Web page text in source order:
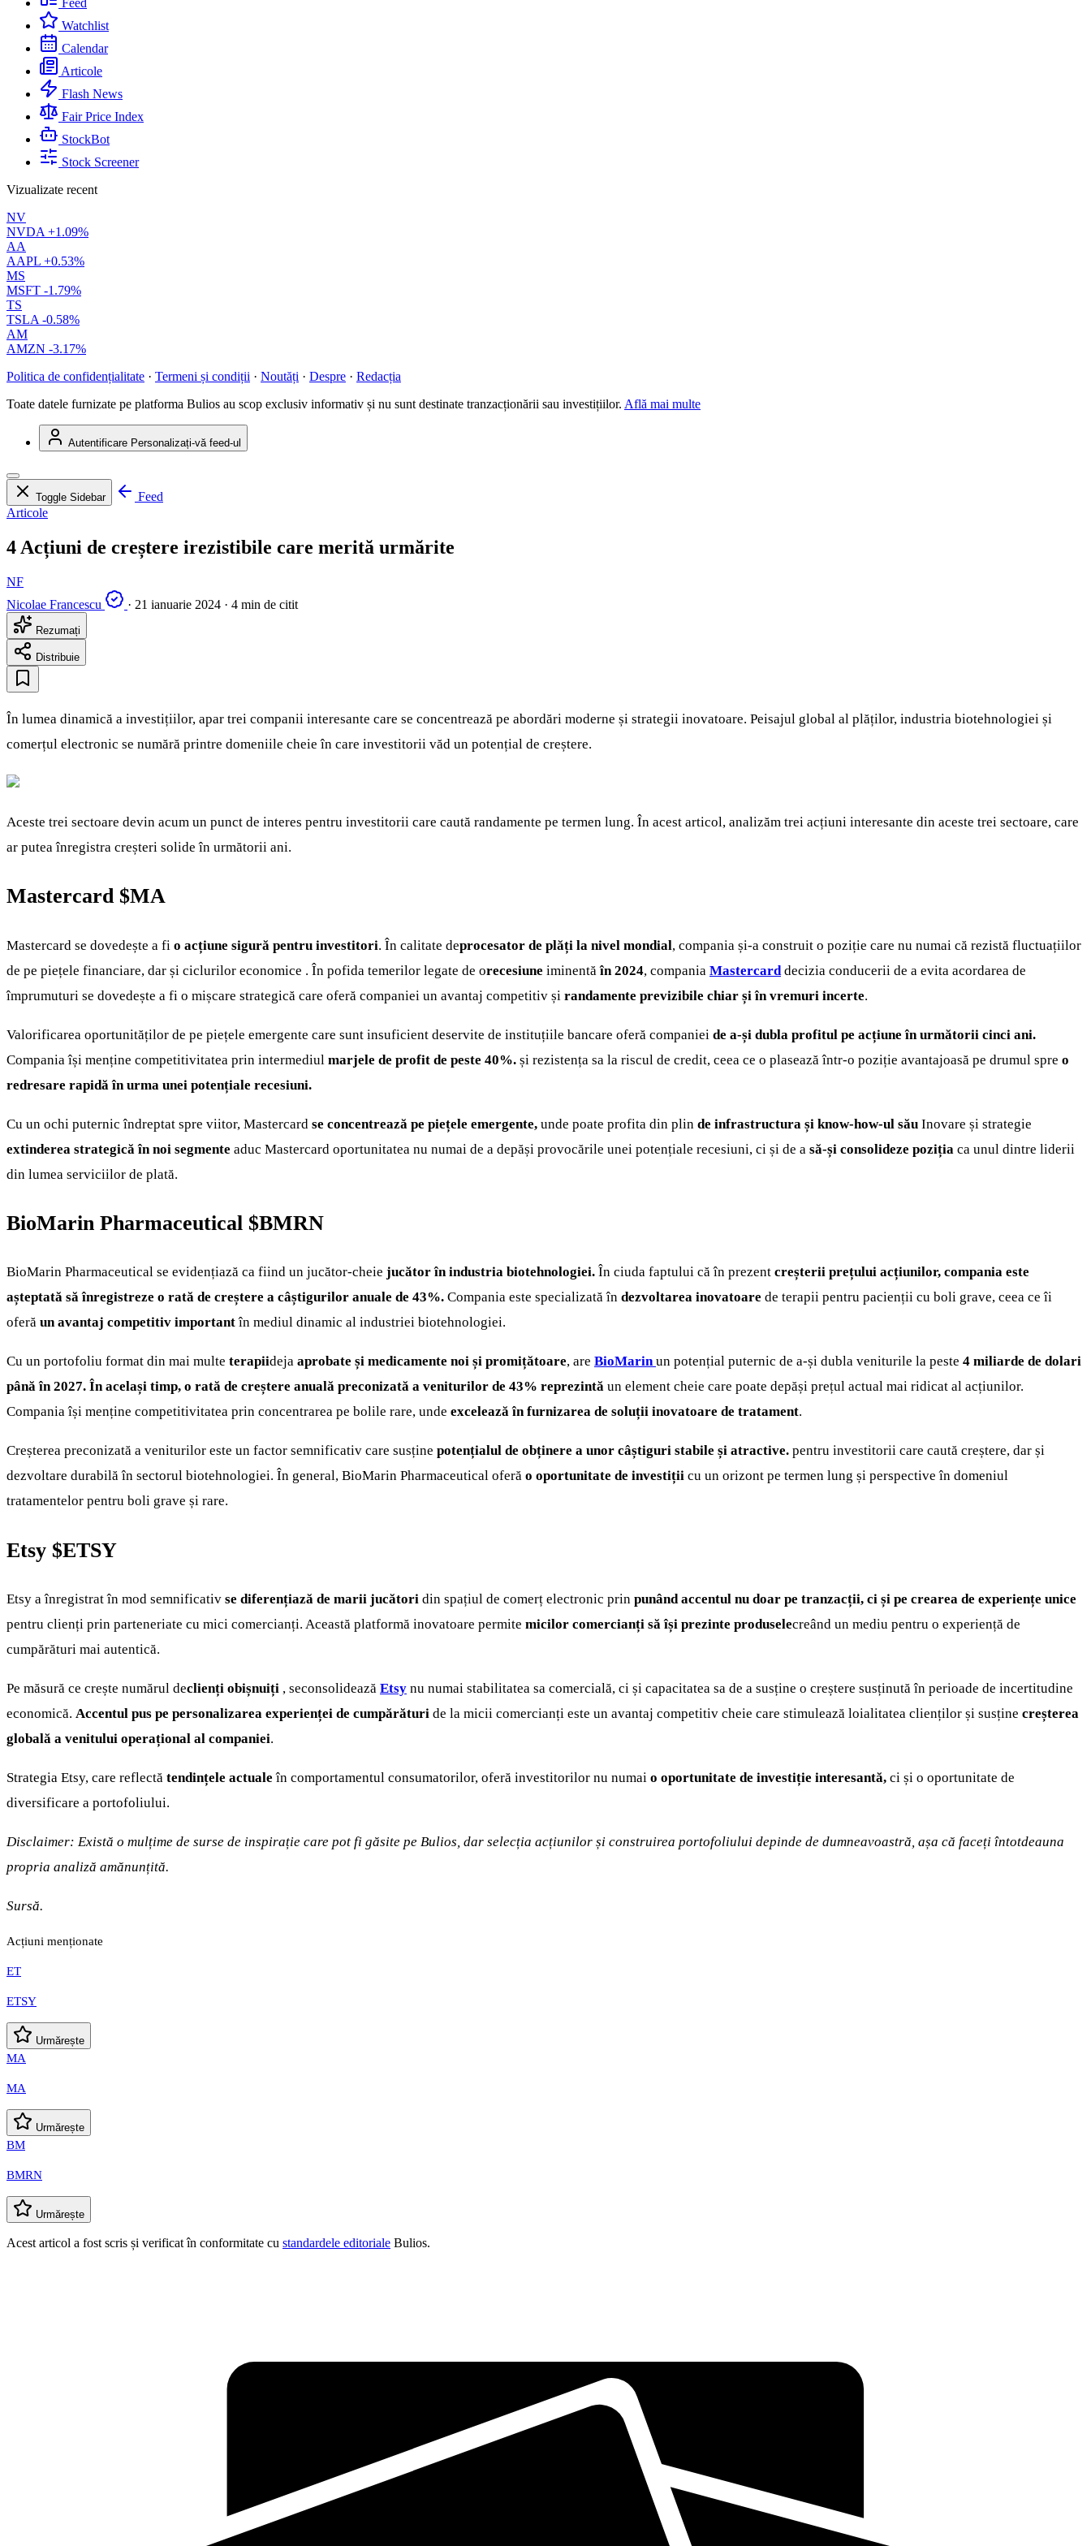
Feed
Watchlist
Calendar
Articole
Flash News
Fair Price Index
StockBot
Stock Screener
Vizualizate recent
NV
NVDA +1.09%
AA
AAPL +0.53%
MS
MSFT -1.79%
TS
TSLA -0.58%
AM
AMZN -3.17%
Politica de confidențialitate · Termeni și condiții · Noutăți · Despre · Redacția
Toate datele furnizate pe platforma Bulios au scop exclusiv informativ și nu sunt destinate tranzacționării sau investițiilor. Află mai multe
Autentificare Personalizați-vă feed-ul
Toggle Sidebar
Feed
Articole
4 Acțiuni de creștere irezistibile care merită urmărite
NF
Nicolae Francescu
· 21 ianuarie 2024 · 4 min de citit
Rezumați
Distribuie
În lumea dinamică a investițiilor, apar trei companii interesante care se concentrează pe abordări moderne și strategii inovatoare. Peisajul global al plăților, industria biotehnologiei și
comerțul electronic se numără printre domeniile cheie în care investitorii văd un potențial de creștere.
Aceste trei sectoare devin acum un punct de interes pentru investitorii care caută randamente pe termen lung. În acest articol, analizăm trei acțiuni interesante din aceste trei sectoare, care
ar putea înregistra creșteri solide în următorii ani.
Mastercard $MA
Mastercard se dovedește a fi o acțiune sigură pentru investitori. În calitate deprocesator de plăți la nivel mondial, compania și-a construit o poziție care nu numai că rezistă fluctuațiilor
de pe piețele financiare, dar și ciclurilor economice . În pofida temerilor legate de orecesiune iminentăîn 2024, compania Mastercard decizia conducerii de a evita acordarea de
împrumuturi se dovedește a fi o mișcare strategică care oferă companiei un avantaj competitiv și randamente previzibile chiar și în vremuri incerte.
Valorificarea oportunităților de pe piețele emergente care sunt insuficient deservite de instituțiile bancare oferă companiei de a-și dubla profitul pe acțiune în următorii cinci ani.
Compania își menține competitivitatea prin intermediul marjele de profit de peste 40%. și rezistența sa la riscul de credit, ceea ce o plasează într-o poziție avantajoasă pe drumul spre o
redresare rapidă în urma unei potențiale recesiuni.
Cu un ochi puternic îndreptat spre viitor, Mastercard se concentrează pe piețele emergente, unde poate profita din plin de infrastructura și know-how-ul său Inovare și strategie
extinderea strategică în noi segmente aduc Mastercard oportunitatea nu numai de a depăși provocările unei potențiale recesiuni, ci și de a să-și consolideze poziția ca unul dintre liderii
din lumea serviciilor de plată.
BioMarin Pharmaceutical $BMRN
BioMarin Pharmaceutical se evidențiază ca fiind un jucător-cheie jucător în industria biotehnologiei. În ciuda faptului că în prezent creșterii prețului acțiunilor, compania este
așteptată să înregistreze o rată de creștere a câștigurilor anuale de 43%. Compania este specializată în dezvoltarea inovatoare de terapii pentru pacienții cu boli grave, ceea ce îi
oferă un avantaj competitiv importantîn mediul dinamic al industriei biotehnologiei.
Cu un portofoliu format din mai multe terapiideja aprobate și medicamente noi și promițătoare, are BioMarinun potențial puternic de a-și dubla veniturile la peste 4 miliarde de dolari
până în 2027. În același timp, o rată de creștere anuală preconizată a veniturilor de 43% reprezintă un element cheie care poate depăși prețul actual mai ridicat al acțiunilor.
Compania își menține competitivitatea prin concentrarea pe bolile rare, unde excelează în furnizarea de soluții inovatoare de tratament.
Creșterea preconizată a veniturilor este un factor semnificativ care susține potențialul de obținere a unor câștiguri stabile și atractive. pentru investitorii care caută creștere, dar și
dezvoltare durabilă în sectorul biotehnologiei. În general, BioMarin Pharmaceutical oferă o oportunitate de investiții cu un orizont pe termen lung și perspective în domeniul
tratamentelor pentru boli grave și rare.
Etsy $ETSY
Etsy a înregistrat în mod semnificativ se diferențiază de marii jucători din spațiul de comerț electronic prin punând accentul nu doar pe tranzacții, ci și pe crearea de experiențe unice
pentru clienți prin parteneriate cu mici comercianți. Această platformă inovatoare permite micilor comercianți să își prezinte produselecreând un mediu pentru o experiență de
cumpărături mai autentică.
Pe măsură ce crește numărul declienți obișnuiți , seconsolidează Etsy nu numai stabilitatea sa comercială, ci și capacitatea sa de a susține o creștere susținută în perioade de incertitudine
economică. Accentul pus pe personalizarea experienței de cumpărături de la micii comercianți este un avantaj competitiv cheie care stimulează loialitatea clienților și susține creșterea
globală a venitului operațional al companiei.
Strategia Etsy, care reflectă tendințele actualeîn comportamentul consumatorilor, oferă investitorilor nu numai o oportunitate de investiție interesantă, ci și o oportunitate de
diversificare a portofoliului.
Disclaimer: Există o mulțime de surse de inspirație care pot fi găsite pe Bulios, dar selecția acțiunilor și construirea portofoliului depinde de dumneavoastră, așa că faceți întotdeauna
propria analiză amănunțită.
Sursă.
Acțiuni menționate
ET
ETSY
Urmărește
MA
MA
Urmărește
BM
BMRN
Urmărește
Acest articol a fost scris și verificat în conformitate cu standardele editoriale Bulios.